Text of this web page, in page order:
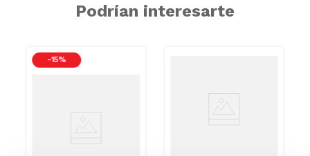
Podrían interesarte
-15 %